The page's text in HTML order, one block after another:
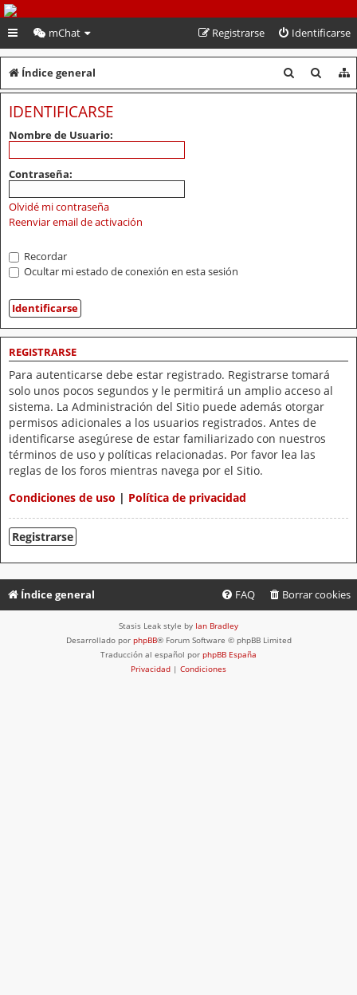
PeruVoley.com
mChat Identificarse
Registrarse
Índice general
u
u
IDENTIFICARSE
Nombre de Usuario:
Contraseña:
Olvidé mi contraseña
Reenviar email de activación
Recordar
Ocultar mi estado de conexión en esta sesión
REGISTRARSE
Para autenticarse debe estar registrado. Registrarse tomará
solo unos pocos segundos y le permitirá un amplio acceso al
sistema. La Administración del Sitio puede además otorgar
permisos adicionales a los usuarios registrados. Antes de
identificarse asegúrese de estar familiarizado con nuestros
términos de uso y políticas relacionadas. Por favor lea las
reglas de los foros mientras navega por el Sitio.
Condiciones de uso | Política de privacidad
Registrarse
Índice general Borrar cookies
FAQ
Stasis Leak style by Ian Bradley
Desarrollado por phpBB® Forum Software © phpBB Limited
Traducción al español por phpBB España
Privacidad | Condiciones